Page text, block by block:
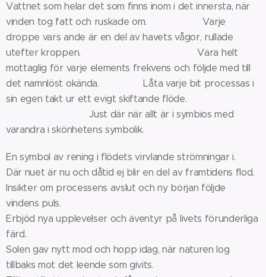
Vattnet som helar det som finns inom i det innersta, när
vinden tog fatt och ruskade om. Varje
droppe vars ande är en del av havets vågor, rullade
utefter kroppen. Vara helt
mottaglig för varje elements frekvens och följde med till
det namnlöst okända. Låta varje bit processas i
sin egen takt ur ett evigt skiftande flöde.
Just där när allt är i symbios med
varandra i skönhetens symbolik.
En symbol av rening i flödets virvlande strömningar i.
Där nuet är nu och dåtid ej blir en del av framtidens flod.
Insikter om processens avslut och ny början följde
vindens puls.
Erbjöd nya upplevelser och äventyr på livets förunderliga
färd.
Solen gav nytt mod och hopp idag, när naturen log
tillbaks mot det leende som givits.